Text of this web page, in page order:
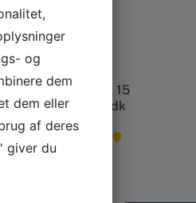
Adresse
Finlandsgade 14
4690 Haslev
Kontakt os
Tlf.: +45 56 36 10 15
mail@smedjeriet.dk
Find os på kortet
og
dem
dem eller
af deres
giver du